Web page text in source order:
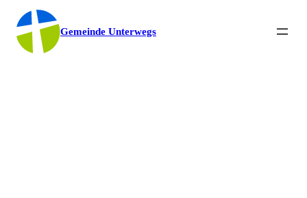
Gemeinde Unterwegs